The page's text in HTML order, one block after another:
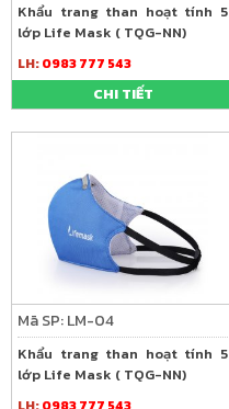
Khẩu trang than hoạt tính 5
lớp Life Mask ( TQG-NN)
LH:0983 777 543
CHI TIẾT
Mã SP: LM-04
Khẩu trang than hoạt tính 5
lớp Life Mask ( TQG-NN)